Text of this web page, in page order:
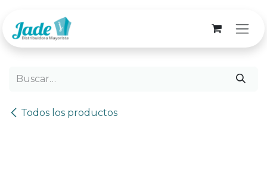
Todos los productos